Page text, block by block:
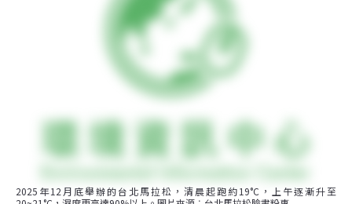
2025年12月底舉辦的台北馬拉松，清晨起跑約19°C，上午逐漸升至